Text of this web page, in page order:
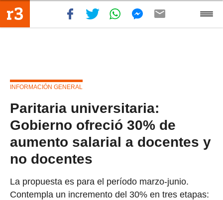
INFORMACIÓN GENERAL
Paritaria universitaria:
Gobierno ofreció 30% de
aumento salarial a docentes y
no docentes
La propuesta es para el período marzo-junio.
Contempla un incremento del 30% en tres etapas: